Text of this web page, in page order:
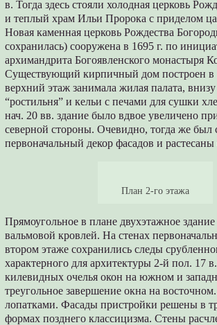
в. Тогда здесь стояли холодная церковь
и теплый храм Ильи Пророка с приделом
Новая каменная церковь Рождества
сохранилась) сооружена в 1695 г. по
архимандрита Богоявленского монастыря
Существующий кирпичный дом построен в
верхний этаж занимала жилая палата, внизу
“ростильня” и кельи с печами для сушки
нач. 20 вв. здание было вдвое увеличено
северной стороны. Очевидно, тогда же был
первоначальный декор фасадов и растесаны
План 2-го этажа
Прямоугольное в плане двухэтажное
вальмовой кровлей. На стенах
втором этаже сохранились следы
характерного для архитектуры 2-й пол. 17
килевидных очелья окон на южном и
треугольное завершение окна на
лопатками. Фасады пристройки решены в
формах позднего классицизма. Стены